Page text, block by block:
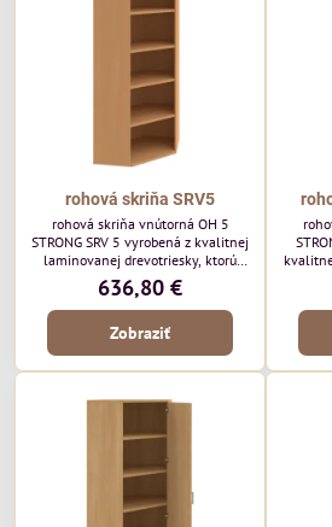
rohová skriňa SRV5
rohová skriňa vnútorná OH 5
STRONG SRV 5 vyrobená z kvalitnej
laminovanej drevotriesky, ktorú
ponúkame v 8 farebných odtieňoch.
Vrchná doska a dno majú hrúbku
25mm a na prednej strane je 2mm
ABS hrana.
636,80 €
Zobraziť